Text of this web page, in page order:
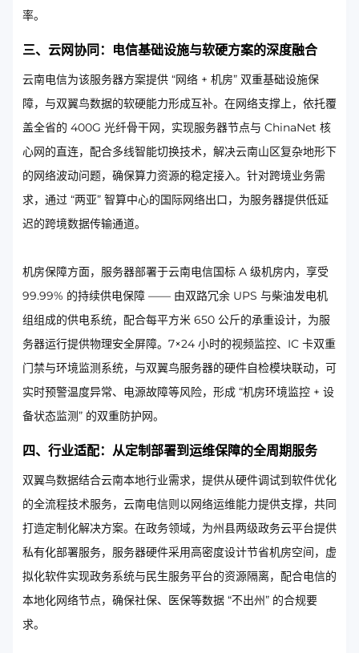
率。
三、云网协同：电信基础设施与软硬方案的深度融合
云南电信为该服务器方案提供 “网络 + 机房” 双重基础设施保
障，与双翼鸟数据的软硬能力形成互补。在网络支撑上，依托覆
盖全省的 400G 光纤骨干网，实现服务器节点与 ChinaNet 核
心网的直连，配合多线智能切换技术，解决云南山区复杂地形下
的网络波动问题，确保算力资源的稳定接入。针对跨境业务需
求，通过 “两亚” 智算中心的国际网络出口，为服务器提供低延
迟的跨境数据传输通道。
机房保障方面，服务器部署于云南电信国标 A 级机房内，享受
99.99% 的持续供电保障 —— 由双路冗余 UPS 与柴油发电机
组组成的供电系统，配合每平方米 650 公斤的承重设计，为服
务器运行提供物理安全屏障。7×24 小时的视频监控、IC 卡双重
门禁与环境监测系统，与双翼鸟服务器的硬件自检模块联动，可
实时预警温度异常、电源故障等风险，形成 “机房环境监控 + 设
备状态监测” 的双重防护网。
四、行业适配：从定制部署到运维保障的全周期服务
双翼鸟数据结合云南本地行业需求，提供从硬件调试到软件优化
的全流程技术服务，云南电信则以网络运维能力提供支撑，共同
打造定制化解决方案。在政务领域，为州县两级政务云平台提供
私有化部署服务，服务器硬件采用高密度设计节省机房空间，虚
拟化软件实现政务系统与民生服务平台的资源隔离，配合电信的
本地化网络节点，确保社保、医保等数据 “不出州” 的合规要
求。